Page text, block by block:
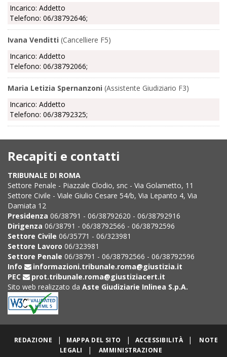
Incarico: Addetto
Telefono: 06/38792646;
Ivana Venditti (Cancelliere F5)
Incarico: Addetto
Telefono: 06/38792066;
Maria Letizia Spernanzoni (Assistente Giudiziario F3)
Incarico: Addetto
Telefono: 06/38792325;
Recapiti e contatti
TRIBUNALE DI ROMA
Settore Penale - Piazzale Clodio, snc - Via Golametto, 11
Settore Civile - Viale Giulio Cesare 54/b, Via Lepanto 4, Via
Damiata 12
Presidenza 06/38791 - 06/38792620 - 06/38792916
Dirigenza 06/38791 - 06/38792566 - 06/38792596
Settore Civile 06/35771 - 06/323981
Settore Lavoro 06/323981
Settore Penale 06/38791 - 06/38792566 - 06/38792596
Info
informazioni.tribunale.roma@giustizia.it
PEC
prot.tribunale.roma@giustiziacert.it
Sito web realizzato da Aste Giudiziarie Inlinea S.p.A.
REDAZIONE | MAPPA DEL SITO | ACCESSIBILITÀ |
NOTE
LEGALI
| AMMINISTRAZIONE